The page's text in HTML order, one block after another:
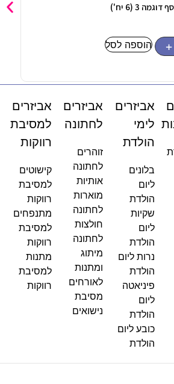
3 (6 יח')
+ הוספה לסל
אביזרים
לימי
הולדת
בלונים
ליום
הולדת
שקיות
ליום
הולדת
נרות ליום
הולדת
פיניאטה
ליום
הולדת
כובע ליום
הולדת
אביזרים
לחתונה
זוהרים
לחתונה
אותיות
מוארות
לחתונה
חולצות
לחתונה
מיתוג
ומתנות
לאורחים
מסיבת
נישואים
אביזרים
למסיבת
רווקות
קישוטים
למסיבת
רווקות
מתנפחים
למסיבת
רווקות
מתנות
למסיבת
רווקות